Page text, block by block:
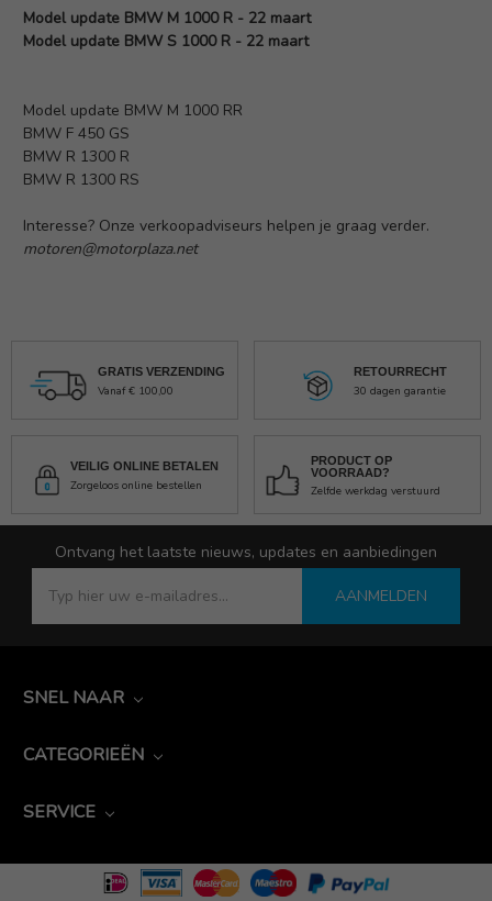
Model update BMW M 1000 R - 22 maart
Model update BMW S 1000 R - 22 maart
Model update BMW M 1000 RR
BMW F 450 GS
BMW R 1300 R
BMW R 1300 RS
Interesse? Onze verkoopadviseurs helpen je graag verder.
motoren@motorplaza.net
GRATIS VERZENDING
Vanaf € 100,00
RETOURRECHT
30 dagen garantie
VEILIG ONLINE BETALEN
Zorgeloos online bestellen
PRODUCT OP
VOORRAAD?
Zelfde werkdag verstuurd
Ontvang het laatste nieuws, updates en aanbiedingen
AANMELDEN
SNEL NAAR
CATEGORIEËN
SERVICE